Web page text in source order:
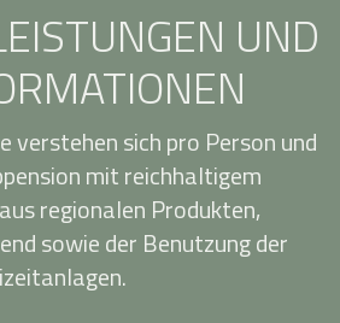
UND
verstehen sich pro Person und
mit reichhaltigem
regionalen Produkten,
sowie der Benutzung der